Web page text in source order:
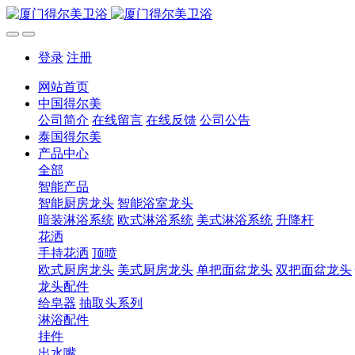
登录 注册
网站首页
中国得尔美
公司简介 在线留言 在线反馈 公司公告
泰国得尔美
产品中心
全部
智能产品
智能厨房龙头 智能浴室龙头
暗装淋浴系统 欧式淋浴系统 美式淋浴系统 升降杆
花洒
手持花洒 顶喷
欧式厨房龙头 美式厨房龙头 单把面盆龙头 双把面盆龙头
龙头配件
给皂器 抽取头系列
淋浴配件
挂件